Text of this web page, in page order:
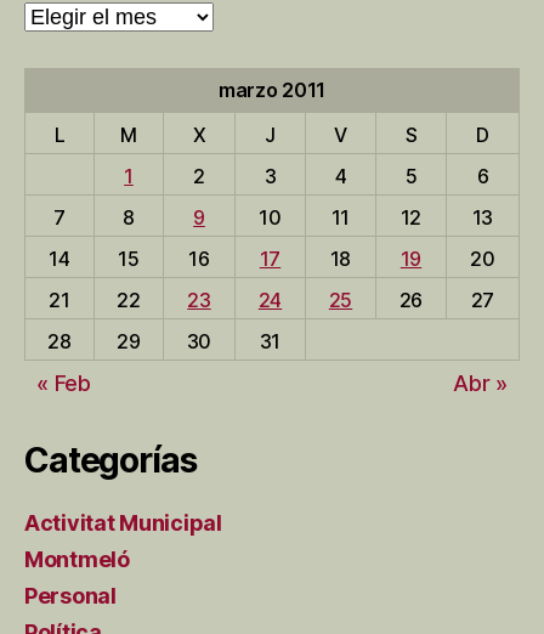
Archivo
de
entradas
marzo 2011
L
M X J V S
D
1
2 3 4 5
6
7
8 9 10 11 12
13
14
15 16 17 18 19
20
21
22 23 24 25 26
27
28
29 30 31
« Feb Abr »
Categorías
Activitat Municipal
Montmeló
Personal